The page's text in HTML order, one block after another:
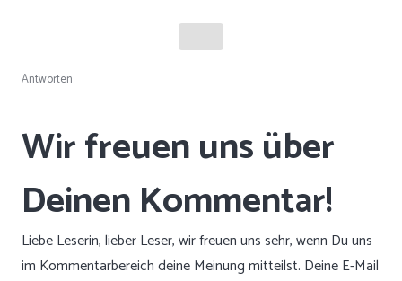
Antworten
Liebe Leserin, lieber Leser, wir freuen uns sehr, wenn Du uns
im Kommentarbereich deine Meinung mitteilst. Deine E-Mail